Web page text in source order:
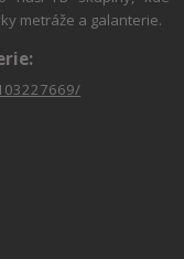
metráže a galanterie.